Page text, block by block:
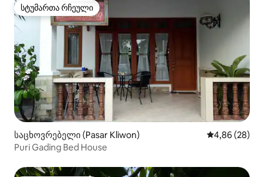
სტუმართა რჩეული
სტუმართა რჩეული
საცხოვრებელი (Pasar Kliwon) საშუალო
4,86 (28)
Puri Gading Bed House